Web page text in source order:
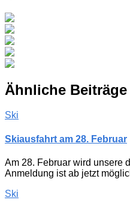
Ähnliche Beiträge
Ski
Skiausfahrt am 28. Februar
Am 28. Februar wird unsere
Anmeldung ist ab jetzt
Ski